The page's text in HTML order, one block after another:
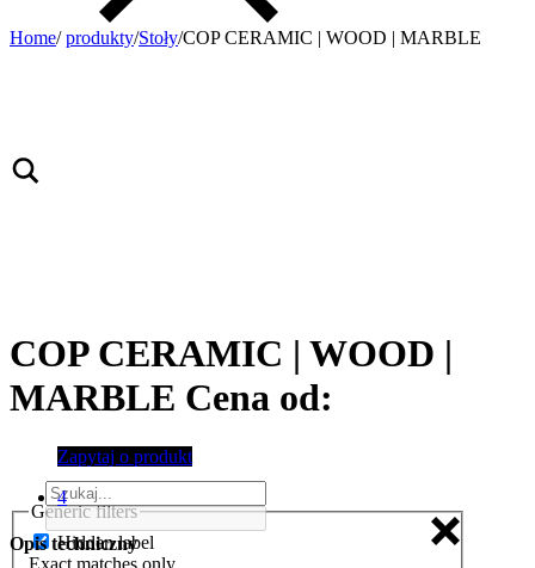
Generic filters
Hidden label
Exact matches only
Home/ produkty/Stoły/COP CERAMIC | WOOD | MARBLE
COP CERAMIC | WOOD |
MARBLE Cena od:
Zapytaj o produkt
4
Opis techniczny